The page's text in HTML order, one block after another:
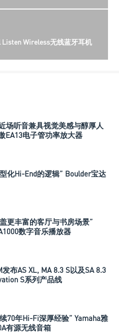
Listen Wireless无线蓝牙耳机
场听音兼具视觉美感与醇厚人
EA13电子管功率放大器
化Hi-End的逻辑” Boulder宝达
更丰富的客厅与书房场景”
数字音乐播放器
发布AS XL, MA 8.3 S以及SA 8.3
S系列产品线
70年Hi-Fi深厚经验” Yamaha雅
有源无线音箱